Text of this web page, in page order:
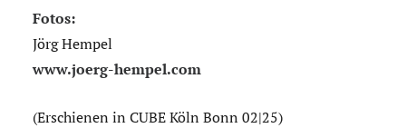
Fotos:
Jörg Hempel
www.joerg-hempel.com
(Erschienen in CUBE Köln Bonn 02|25)